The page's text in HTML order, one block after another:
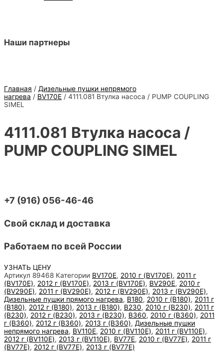
Наши партнеры
Главная / Дизельные пушки непрямого
нагрева / BV170E / 4111.081 Втулка насоса / PUMP COUPLING
SIMEL
4111.081 Втулка насоса /
PUMP COUPLING SIMEL
+7 (916) 056-46-46
Свой склад и доставка
Работаем по всей России
УЗНАТЬ ЦЕНУ
Артикул 89468 Категории BV170E, 2010 г (BV170E), 2011 г
(BV170E), 2012 г (BV170E), 2013 г (BV170E), BV290E, 2010 г
(BV290E), 2011 г (BV290E), 2012 г (BV290E), 2013 г (BV290E),
Дизельные пушки прямого нагрева, B180, 2010 г (B180), 2011 г
(B180), 2012 г (B180), 2013 г (B180), B230, 2010 г (B230), 2011 г
(B230), 2012 г (B230), 2013 г (B230), B360, 2010 г (B360), 2011
г (B360), 2012 г (B360), 2013 г (B360), Дизельные пушки
непрямого нагрева, BV110E, 2010 г (BV110E), 2011 г (BV110E),
2012 г (BV110E), 2013 г (BV110E), BV77E, 2010 г (BV77E), 2011 г
(BV77E), 2012 г (BV77E), 2013 г (BV77E)